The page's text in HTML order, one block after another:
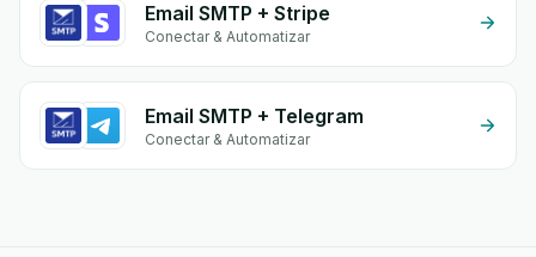
Email SMTP + Stripe
Conectar & Automatizar
Email SMTP + Telegram
Conectar & Automatizar